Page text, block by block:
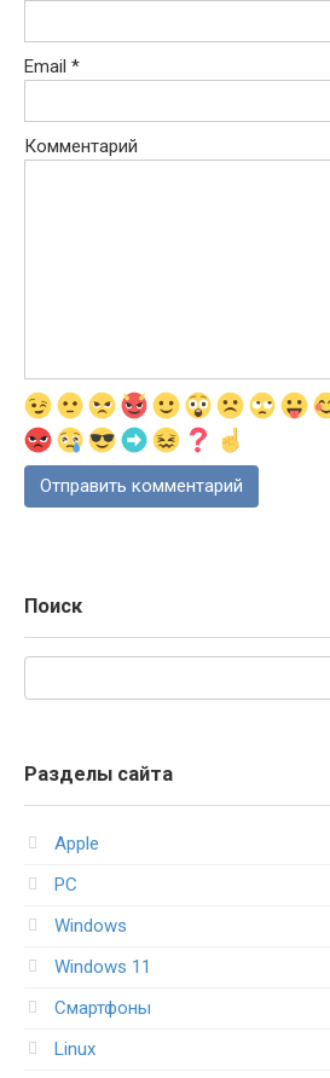
Email *
Комментарий
Поиск
Разделы сайта
Apple
PC
Windows
Windows 11
Смартфоны
Linux